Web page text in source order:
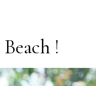
!